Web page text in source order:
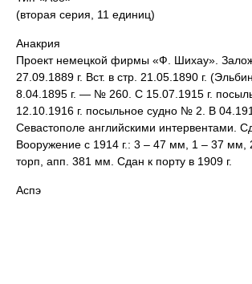
(вторая серия, 11 единиц)
Анакрия
Проект немецкой фирмы «Ф. Шихау».
27.09.1889 г. Вст. в стр. 21.05.1890 г.
8.04.1895 г. — № 260. С 15.07.1915 г.
12.10.1916 г. посыльное судно № 2. В
Севастополе английскими интервентами.
Вооружение с 1914 г.: 3 – 47 мм, 1 – 37 мм,
торп, апп. 381 мм. Сдан к порту в 1909 г.
Аспэ